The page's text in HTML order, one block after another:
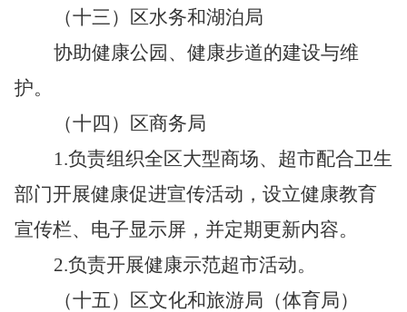
（十三）区水务和湖泊局
协助健康公园、健康步道的建设与维
护。
（十四）区商务局
1.负责组织全区大型商场、超市配合卫生
部门开展健康促进宣传活动，设立健康教育
宣传栏、电子显示屏，并定期更新内容。
2.负责开展健康示范超市活动。
（十五）区文化和旅游局（体育局）